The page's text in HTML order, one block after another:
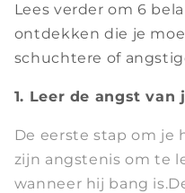
Lees verder om 6
ontdekken die je
schuchtere of
1. Leer de angst van
De eerste stap om je
zijn angstenis om te
wanneer hij bang